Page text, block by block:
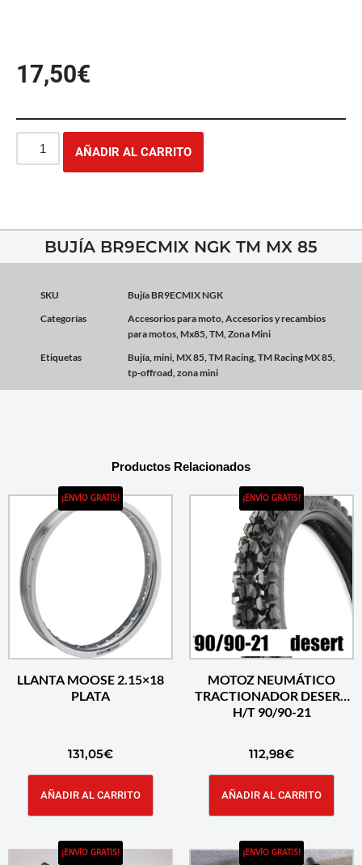
17,50€
AÑADIR AL CARRITO
BUJÍA BR9ECMIX NGK TM MX 85
SKU
Bujía BR9ECMIX NGK
Categorías
Accesorios para moto,Accesorios y recambios
para motos, Mx85,TM,Zona Mini
Etiquetas
Bujía,mini, MX 85,TM Racing,TM Racing MX 85,
tp-offroad,zona mini
Productos Relacionados
¡ENVÍO GRATIS!
LLANTA MOOSE 2.15×18
PLATA
131,05€
AÑADIR AL CARRITO
¡ENVÍO GRATIS!
MOTOZ NEUMÁTICO
TRACTIONADOR DESERT
H/T 90/90-21
112,98€
AÑADIR AL CARRITO
¡ENVÍO GRATIS! ¡ENVÍO GRATIS!